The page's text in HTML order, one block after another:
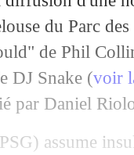
du Parc
de Phil
DJ Snake (voir
par Daniel
assume
à
l'histoire de la
déjà avec